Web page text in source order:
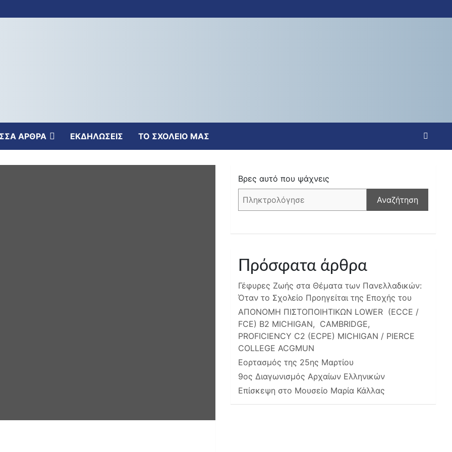
ΑΡΘΡΑ ΕΚΔΗΛΩΣΕΙΣ ΤΟ ΣΧΟΛΕΙΟ ΜΑΣ
Βρες αυτό που ψάχνεις
Αναζήτηση
Πρόσφατα άρθρα
Γέφυρες Ζωής στα Θέματα των Πανελλαδικών:
Όταν το Σχολείο Προηγείται της Εποχής του
ΑΠΟΝΟΜΗ ΠΙΣΤΟΠΟΙΗΤΙΚΩΝ LOWER (ECCE /
FCE) B2 MICHIGAN, CAMBRIDGE,
PROFICIENCY C2 (ECPE) MICHIGAN / PIERCE
COLLEGE ACGMUN
Εορτασμός της 25ης Μαρτίου
9ος Διαγωνισμός Αρχαίων Ελληνικών
Επίσκεψη στο Μουσείο Μαρία Κάλλας